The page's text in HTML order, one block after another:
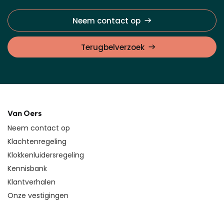
Neem contact op
Terugbelverzoek
Van Oers
Neem contact op
Klachtenregeling
Klokkenluidersregeling
Kennisbank
Klantverhalen
Onze vestigingen